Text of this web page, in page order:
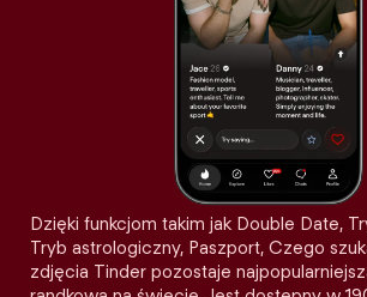
Dzięki funkcjom takim jak Double Date,
Tryb astrologiczny, Paszport, Czego
zdjęcia Tinder pozostaje